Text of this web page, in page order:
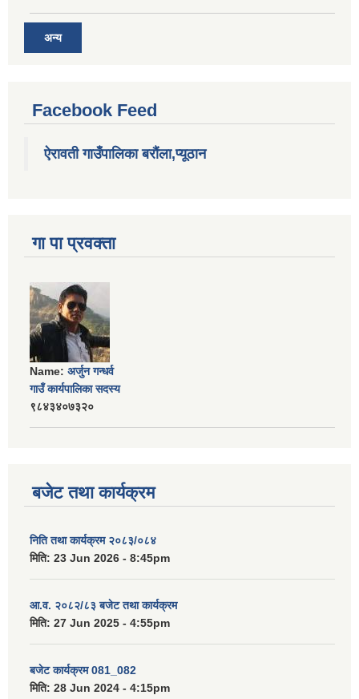
अन्य
Facebook Feed
ऐरावती गाउँपालिका बरौंला,प्यूठान
गा पा प्रवक्ता
Name: अर्जुन गन्धर्व
गाउँ कार्यपालिका सदस्य
९८४३४०७३२०
बजेट तथा कार्यक्रम
निति तथा कार्यक्रम २०८३/०८४
मिति: 23 Jun 2026 - 8:45pm
आ.व. २०८२/८३ बजेट तथा कार्यक्रम
मिति: 27 Jun 2025 - 4:55pm
बजेट कार्यक्रम 081_082
मिति: 28 Jun 2024 - 4:15pm